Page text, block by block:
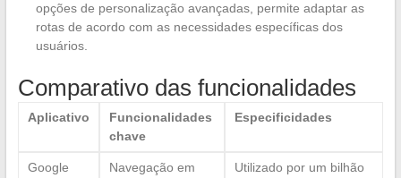
opções de personalização avançadas, permite adaptar as
rotas de acordo com as necessidades específicas dos
usuários.
Comparativo das funcionalidades
Aplicativo
Funcionalidades
chave
Especificidades
Google
Navegação em
Utilizado por um bilhão